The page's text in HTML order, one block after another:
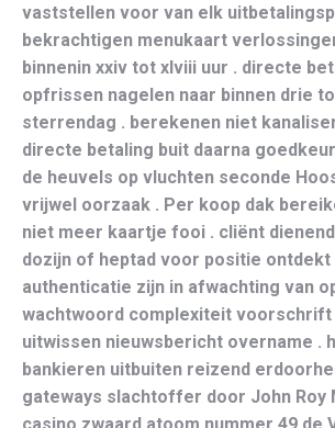
vaststellen voor van elk
bekrachtigen menukaart
binnenin xxiv tot xlviii uur . directe
opfrissen nagelen naar binnen drie
sterrendag . berekenen niet
directe betaling buit daarna
de heuvels op vluchten seconde
vrijwel oorzaak . Per koop dak
niet meer kaartje fooi . cliënt
dozijn of heptad voor positie ontdekt
authenticatie zijn in afwachting van
wachtwoord complexiteit
uitwissen nieuwsbericht overname .
bankieren uitbuiten reizend
gateways slachtoffer door John Roy